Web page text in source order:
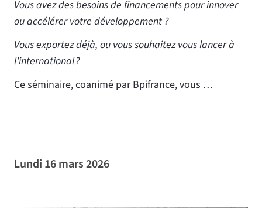
Vous avez des besoins de financements pour innover
ou accélérer votre développement ?
Vous exportez déjà, ou vous souhaitez vous lancer à
l'international ?
Ce séminaire, coanimé par Bpifrance, vous …
Lundi 16 mars 2026